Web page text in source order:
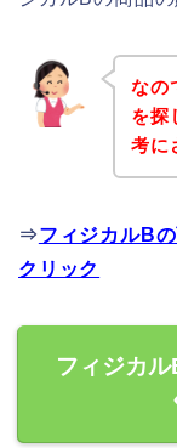
なの
を探
考に
⇒フィジカルB
クリック
フィジカ